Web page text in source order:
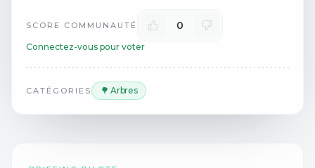
SCORE COMMUNAUTÉ 0
Connectez-vous pour voter
CATÉGORIES 🌳 Arbres